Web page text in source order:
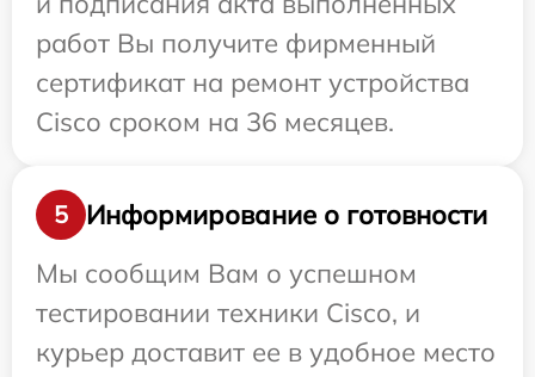
работ Вы получите фирменный
сертификат на ремонт устройства
Cisco сроком на 36 месяцев.
5
Информирование о готовности
Мы сообщим Вам о успешном
тестировании техники Cisco, и
курьер доставит ее в удобное место